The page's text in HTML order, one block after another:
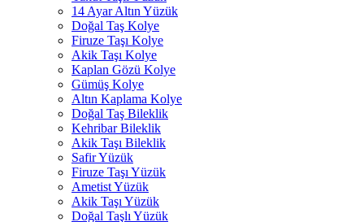
14 Ayar Altın Yüzük
Doğal Taş Kolye
Firuze Taşı Kolye
Akik Taşı Kolye
Kaplan Gözü Kolye
Gümüş Kolye
Altın Kaplama Kolye
Doğal Taş Bileklik
Kehribar Bileklik
Akik Taşı Bileklik
Safir Yüzük
Firuze Taşı Yüzük
Ametist Yüzük
Akik Taşı Yüzük
Doğal Taşlı Yüzük